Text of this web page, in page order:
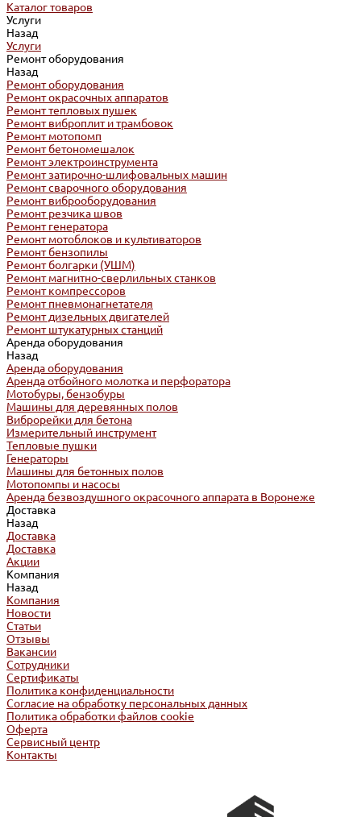
Каталог товаров
Услуги
Назад
Услуги
Ремонт оборудования
Назад
Ремонт оборудования
Ремонт окрасочных аппаратов
Ремонт тепловых пушек
Ремонт виброплит и трамбовок
Ремонт мотопомп
Ремонт бетономешалок
Ремонт электроинструмента
Ремонт затирочно-шлифовальных машин
Ремонт сварочного оборудования
Ремонт виброоборудования
Ремонт резчика швов
Ремонт генератора
Ремонт мотоблоков и культиваторов
Ремонт бензопилы
Ремонт болгарки (УШМ)
Ремонт магнитно-сверлильных станков
Ремонт компрессоров
Ремонт пневмонагнетателя
Ремонт дизельных двигателей
Ремонт штукатурных станций
Аренда оборудования
Назад
Аренда оборудования
Аренда отбойного молотка и перфоратора
Мотобуры, бензобуры
Машины для деревянных полов
Виброрейки для бетона
Измерительный инструмент
Тепловые пушки
Генераторы
Машины для бетонных полов
Мотопомпы и насосы
Аренда безвоздушного окрасочного аппарата в Воронеже
Доставка
Назад
Доставка
Доставка
Акции
Компания
Назад
Компания
Новости
Статьи
Отзывы
Вакансии
Сотрудники
Сертификаты
Политика конфиденциальности
Согласие на обработку персональных данных
Политика обработки файлов cookie
Оферта
Сервисный центр
Контакты